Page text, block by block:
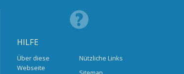
HILFE
Über diese
Webseite
Nützliche Links